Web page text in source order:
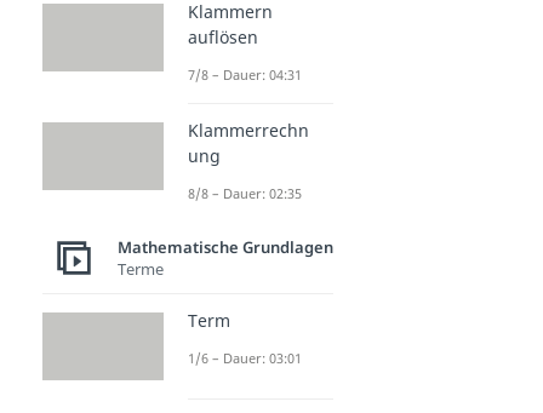
Klammern
auflösen
7/8 – Dauer: 04:31
Klammerrechn
ung
8/8 – Dauer: 02:35
Mathematische Grundlagen
Terme
Term
1/6 – Dauer: 03:01